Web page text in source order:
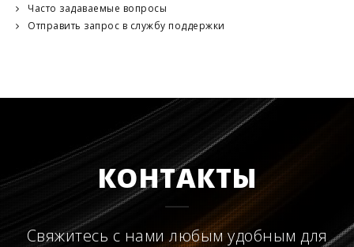
Часто задаваемые вопросы
Отправить запрос в службу поддержки
КОНТАКТЫ
Свяжитесь с нами любым удобным для